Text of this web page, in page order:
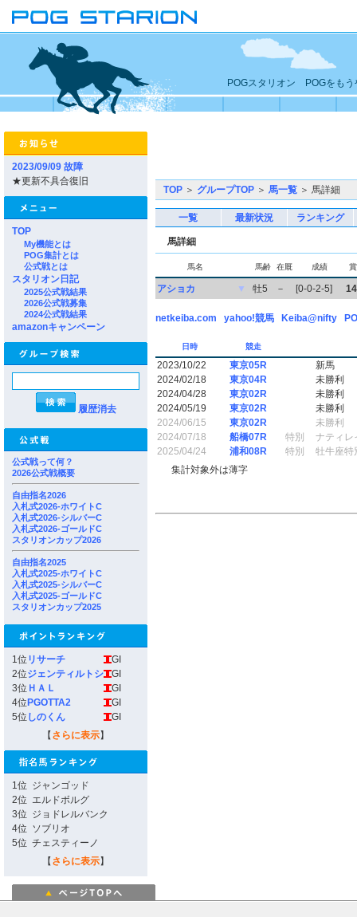
POGスタリオン POGをもう
2023/09/09 故障
★更新不具合復旧
TOP
My機能とは
POG集計とは
公式戦とは
スタリオン日記
2025公式戦結果
2026公式戦募集
2024公式戦結果
amazonキャンペーン
履歴消去
公式戦って何？
2026公式戦概要
自由指名2026
入札式2026-ホワイトC
入札式2026-シルバーC
入札式2026-ゴールドC
スタリオンカップ2026
自由指名2025
入札式2025-ホワイトC
入札式2025-シルバーC
入札式2025-ゴールドC
スタリオンカップ2025
1位 リサーチ
GI
2位ジェンティルトシ
GI
3位 ＨＡＬ
GI
4位 PGOTTA2
GI
5位 しのくん
GI
【 さらに表示】
1位 ジャンゴッド
2位 エルドボルグ
3位 ジョドレルバンク
4位 ソブリオ
5位 チェスティーノ
【 さらに表示】
TOP ＞ グループTOP ＞ 馬一覧 ＞ 馬詳細
一覧 最新状況 ランキング
馬詳細
馬名 馬齢 在厩 成績
アショカ ▼ 牡5 － [0-0-2-5]
netkeiba.com yahoo!競馬 Keiba@nifty
日時 競走
2023/10/22 東京05R
新馬
2024/02/18
東京04R
未勝利
2024/04/28
東京02R
未勝利
2024/05/19
東京02R
未勝利
2024/06/15
東京02R
未勝利
2024/07/18
船橋07R 特別
ナティレ
2025/04/24
浦和08R 特別
牡牛座
集計対象外は薄字